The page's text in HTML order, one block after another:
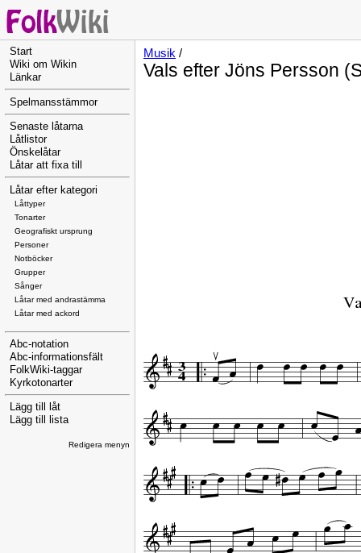
Start
Wiki om Wikin
Länkar
Spelmansstämmor
Senaste låtarna
Låtlistor
Önskelåtar
Låtar att fixa till
Låtar efter kategori
Låttyper
Tonarter
Geografiskt ursprung
Personer
Notböcker
Grupper
Sånger
Låtar med andrastämma
Låtar med ackord
Abc-notation
Abc-informationsfält
FolkWiki-taggar
Kyrkotonarter
Lägg till låt
Lägg till lista
Redigera menyn
Musik /
Vals efter Jöns Persson